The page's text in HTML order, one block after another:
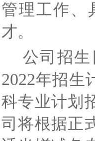
管理工作、
才。
公司招
2022年招生
科专业计划
司将根据正